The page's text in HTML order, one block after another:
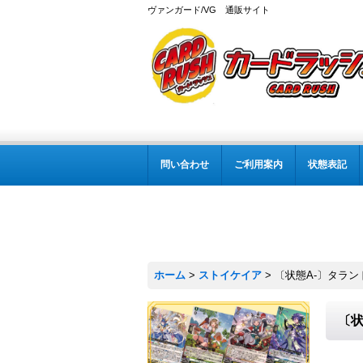
ヴァンガード/VG 通販サイト
問い合わせ ご利用案内 状態表記
ホーム > ストイケイア > 〔状態A-〕タラ
〔